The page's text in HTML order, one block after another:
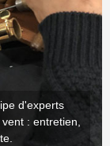
d'experts
: entretien,